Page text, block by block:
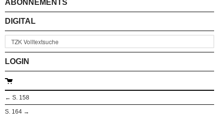
ABONNEMENTS
DIGITAL
LOGIN
← S. 158
S. 164 →